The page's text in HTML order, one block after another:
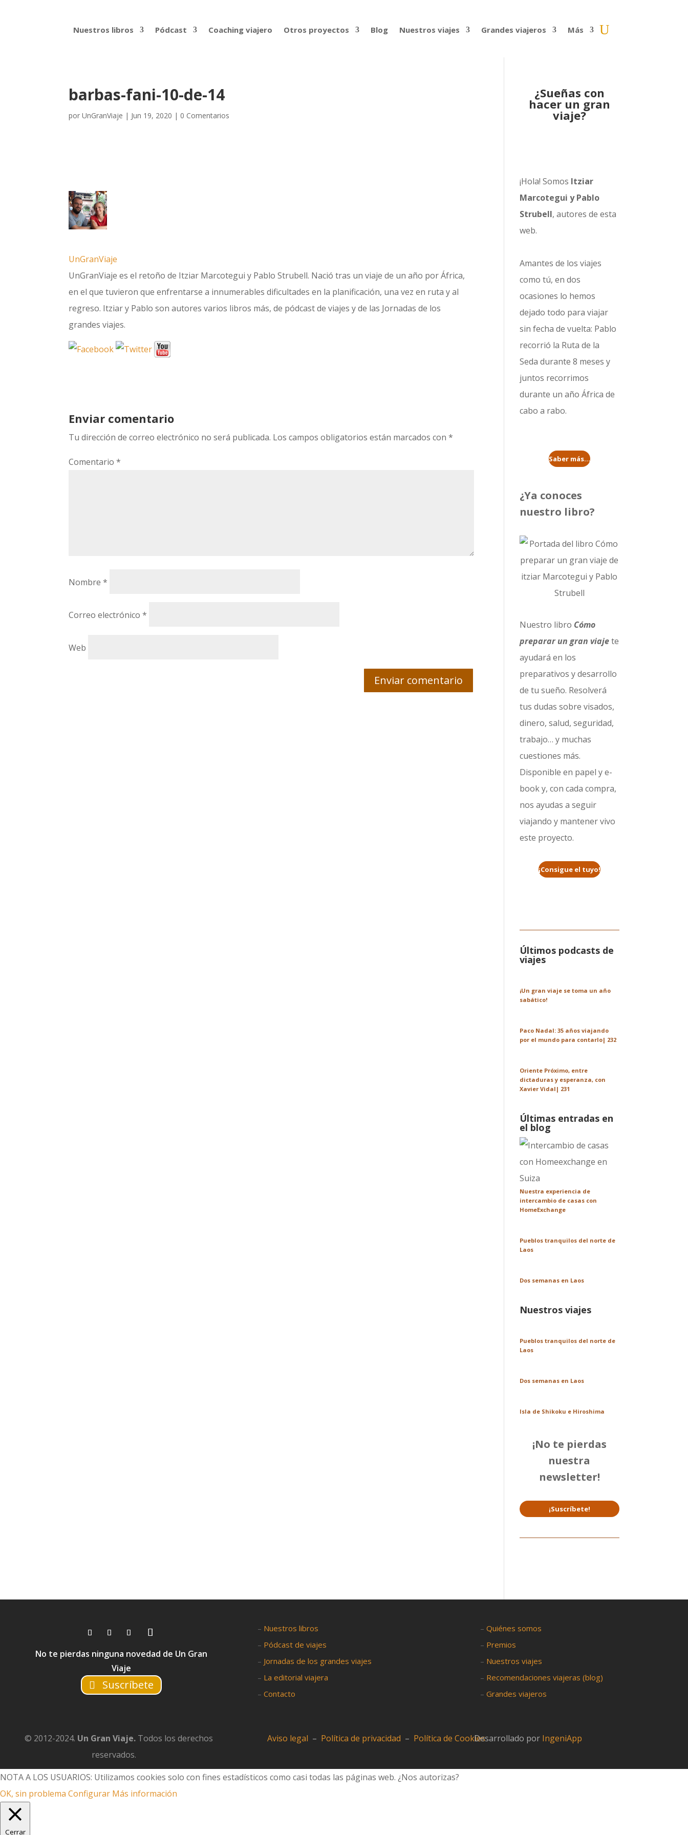
Nuestros libros Pódcast Coaching viajero Otros proyectos Blog Nuestros viajes Grandes viajeros Más
barbas-fani-10-de-14
porUnGranViaje | Jun 19, 2020 | 0 Comentarios
UnGranViaje
UnGranViaje es el retoño de Itziar Marcotegui y Pablo Strubell. Nació tras un viaje de un año por África,
en el que tuvieron que enfrentarse a innumerables dificultades en la planificación, una vez en ruta y al
regreso. Itziar y Pablo son autores varios libros más, de pódcast de viajes y de las Jornadas de los
grandes viajes.
Enviar comentario
Tu dirección de correo electrónico no será publicada. Los campos obligatorios están marcados con*
Comentario*
Nombre*
Correo electrónico*
Web
¿Sueñas con
hacer un gran
viaje?
¡Hola! Somos Itziar
Marcotegui y Pablo
Strubell, autores de esta
web.
Amantes de los viajes
como tú, en dos
ocasiones lo hemos
dejado todo para viajar
sin fecha de vuelta: Pablo
recorrió la Ruta de la
Seda durante 8 meses y
juntos recorrimos
durante un añoÁfrica de
cabo a rabo.
Saber más...
¿Ya conoces
nuestro libro?
Nuestro libro Cómo
preparar un gran viajete
ayudará en los
preparativos y desarrollo
de tu sueño. Resolverá
tus dudas sobre visados,
dinero, salud, seguridad,
trabajo… y muchas
cuestiones más.
Disponible en papel y e-
book y, con cada compra,
nos ayudas a seguir
viajando y mantener vivo
este proyecto.
¡Consigue el tuyo!
Últimos podcasts de
viajes
¡Un gran viaje se toma un año
sabático!
Paco Nadal: 35 años viajando
por el mundo para contarlo| 232
Oriente Próximo, entre
dictaduras y esperanza, con
Xavier Vidal| 231
Últimas entradas en
el blog
Nuestra experiencia de
intercambio de casas con
HomeExchange
Pueblos tranquilos del norte de
Laos
Dos semanas en Laos
Nuestros viajes
Pueblos tranquilos del norte de
Laos
Dos semanas en Laos
Isla de Shikoku e Hiroshima
¡No te pierdas
nuestra
newsletter!
¡Suscríbete!
No te pierdas ninguna novedad de Un Gran
Viaje
Suscríbete
– Nuestros libros
– Pódcast de viajes
– Jornadas de los grandes viajes
– La editorial viajera
– Contacto
–Quiénes somos
– Premios
– Nuestros viajes
– Recomendaciones viajeras (blog)
–Grandes viajeros
© 2012-2024. Un Gran Viaje. Todos los derechos
reservados.
Aviso legal – Política de privacidad – Política de CookiesDesarrollado por IngeniApp
NOTA A LOS USUARIOS: Utilizamos cookies solo con fines estadísticos como casi todas las páginas web. ¿Nos autorizas?
OK, sin problema Configurar Más información
Cerrar